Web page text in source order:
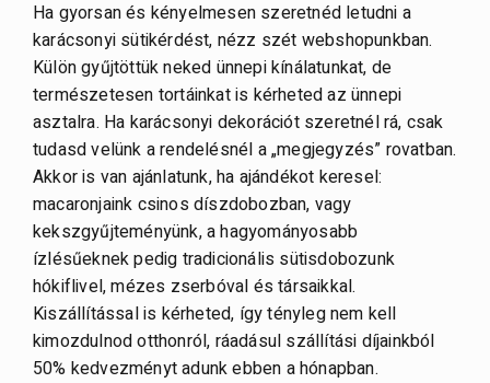
Ha gyorsan és kényelmesen szeretnéd letudni a
karácsonyi sütikérdést, nézz szét webshopunkban.
Külön gyűjtöttük neked ünnepi kínálatunkat, de
természetesen tortáinkat is kérheted az ünnepi
asztalra. Ha karácsonyi dekorációt szeretnél rá, csak
tudasd velünk a rendelésnél a „megjegyzés” rovatban.
Akkor is van ajánlatunk, ha ajándékot keresel:
macaronjaink csinos díszdobozban, vagy
kekszgyűjteményünk, a hagyományosabb
ízlésűeknek pedig tradicionális sütisdobozunk
hókiflivel, mézes zserbóval és társaikkal.
Kiszállítással is kérheted, így tényleg nem kell
kimozdulnod otthonról, ráadásul szállítási díjainkból
50% kedvezményt adunk ebben a hónapban.